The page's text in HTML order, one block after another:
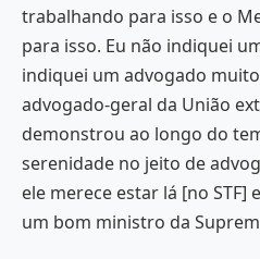
trabalhando para isso e o
para isso. Eu não indiquei
indiquei um advogado
advogado-geral da União
demonstrou ao longo do
serenidade no jeito de
ele merece estar lá [no STF]
um bom ministro da